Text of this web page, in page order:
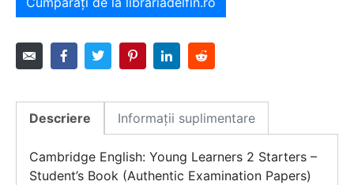
Descriere Informații suplimentare
Cambridge English: Young Learners 2 Starters –
Student’s Book (Authentic Examination Papers)